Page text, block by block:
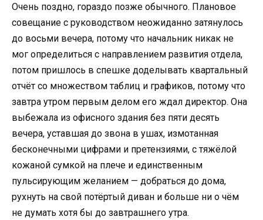
Очень поздно, гораздо позже обычного. Плановое
совещание с руководством неожиданно затянулось
до восьми вечера, потому что начальник никак не
мог определиться с направлением развития отдела,
потом пришлось в спешке доделывать квартальный
отчёт со множеством таблиц и графиков, потому что
завтра утром первым делом его ждал директор. Она
выбежала из офисного здания без пяти десять
вечера, уставшая до звона в ушах, измотанная
бесконечными цифрами и претензиями, с тяжёлой
кожаной сумкой на плече и единственным
пульсирующим желанием — добраться до дома,
рухнуть на свой потёртый диван и больше ни о чём
не думать хотя бы до завтрашнего утра.